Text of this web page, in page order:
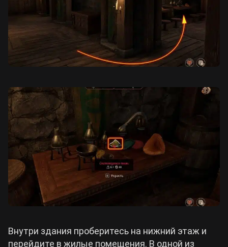
Внутри здания проберитесь на нижний этаж и
перейдите в жилые помещения. В одной из